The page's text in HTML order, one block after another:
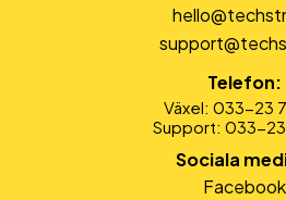
Telefon:
Växel: 033-23
Support: 033-
Sociala
Facebook